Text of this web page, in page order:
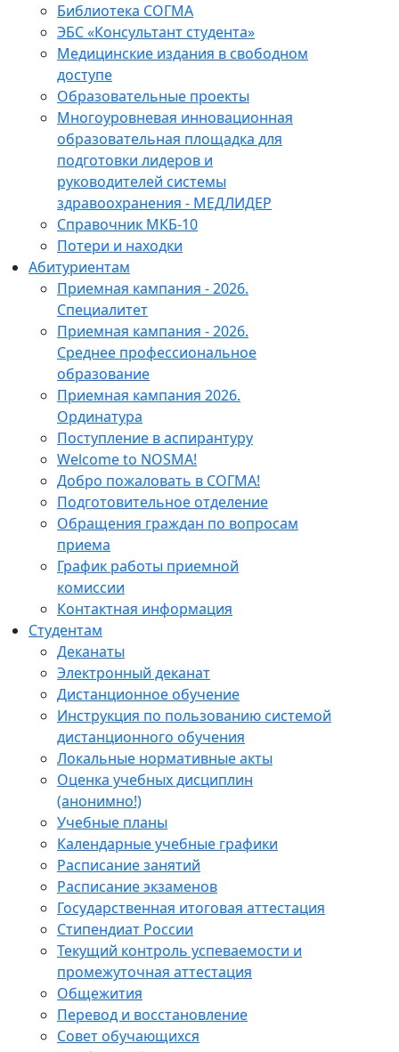
Библиотека СОГМА
ЭБС «Консультант студента»
Медицинские издания в свободном
доступе
Образовательные проекты
Многоуровневая инновационная
образовательная площадка для
подготовки лидеров и
руководителей системы
здравоохранения - МЕДЛИДЕР
Справочник МКБ-10
Потери и находки
Абитуриентам
Приемная кампания - 2026.
Специалитет
Приемная кампания - 2026.
Среднее профессиональное
образование
Приемная кампания 2026.
Ординатура
Поступление в аспирантуру
Welcome to NOSMA!
Добро пожаловать в СОГМА!
Подготовительное отделение
Обращения граждан по вопросам
приема
График работы приемной
комиссии
Контактная информация
Студентам
Деканаты
Электронный деканат
Дистанционное обучение
Инструкция по пользованию системой
дистанционного обучения
Локальные нормативные акты
Оценка учебных дисциплин
(анонимно!)
Учебные планы
Календарные учебные графики
Расписание занятий
Расписание экзаменов
Государственная итоговая аттестация
Стипендиат России
Текущий контроль успеваемости и
промежуточная аттестация
Общежития
Перевод и восстановление
Совет обучающихся